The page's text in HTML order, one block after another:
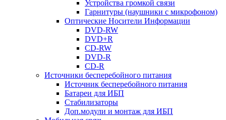
Устройства громкой связи
Гарнитуры (наушники с микрофоном)
Оптические Носители Информации
DVD-RW
DVD+R
CD-RW
DVD-R
CD-R
Источники бесперебойного питания
Источник бесперебойного питания
Батареи для ИБП
Стабилизаторы
Доп.модули и монтаж для ИБП